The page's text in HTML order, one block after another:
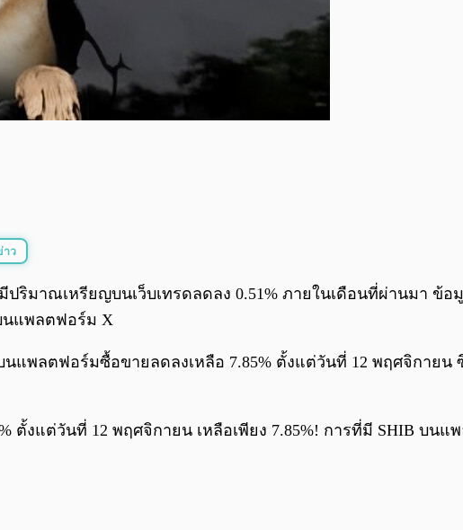
าว
มีปริมาณเหรียญบนเว็บเทรดลดลง 0.51% ภายในเดือนที่ผ่านมา ข้อ
นแพลตฟอร์ม X
นแพลตฟอร์มซื้อขายลดลงเหลือ 7.85% ตั้งแต่วันที่ 12 พฤศจิกาย
ตั้งแต่วันที่ 12 พฤศจิกายน เหลือเพียง 7.85%! การที่มี SHIB บน